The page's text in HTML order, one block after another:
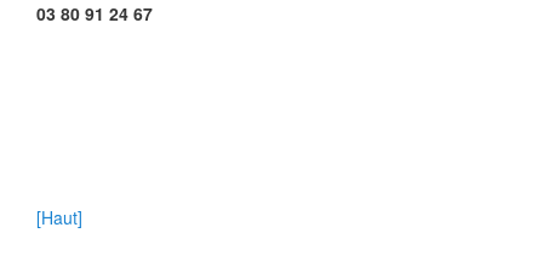
03 80 91 24 67
[Haut]